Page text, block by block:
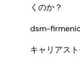
くのか？
dsm-
キャリアス